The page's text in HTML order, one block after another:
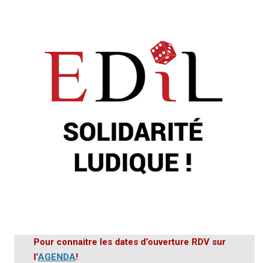
Pour connaitre les dates d’ouverture RDV sur
l’AGENDA!